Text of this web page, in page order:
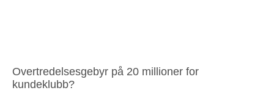
Overtredelsesgebyr på 20 millioner for
kundeklubb?